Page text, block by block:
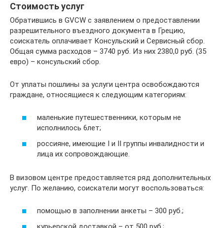
Стоимость услуг
Обратившись в GVCW с заявлением о предоставлении
разрешительного въездного документа в Грецию,
соискатель оплачивает Консульский и Сервисный сбор.
Общая сумма расходов – 3740 руб. Из них 2380,0 руб. (35
евро) – консульский сбор.
От уплаты пошлины за услуги центра освобождаются
граждане, относящиеся к следующим категориям:
маленькие путешественники, которым не
исполнилось 6лет;
россияне, имеющие I и II группы инвалидности и
лица их сопровождающие.
В визовом центре предоставляется ряд дополнительных
услуг. По желанию, соискатели могут воспользоваться:
помощью в заполнении анкеты – 300 руб.;